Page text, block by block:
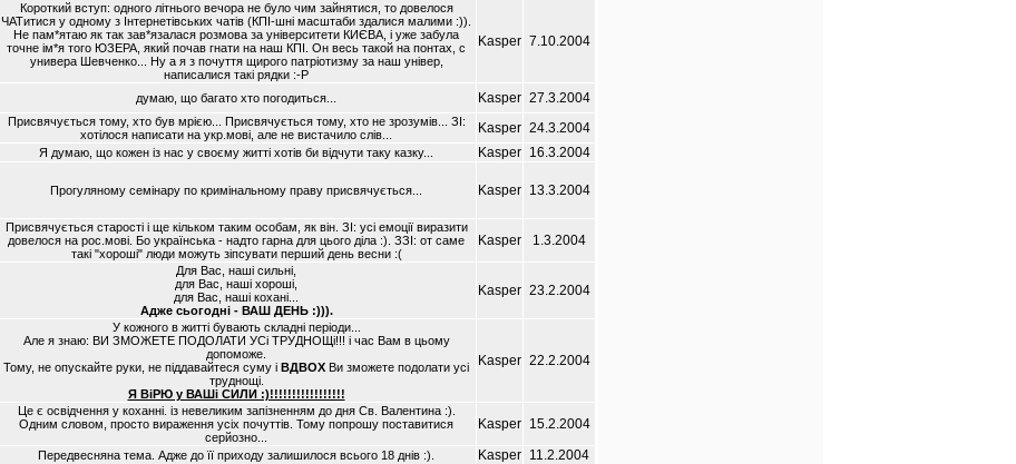
Короткий вступ: одного лiтнього вечора не було чим зайнятися, то довелося
ЧАТитися у одному з Iнтернетiвських чатiв (КПI-шнi масштаби здалися малими :)).
Не пам*ятаю як так зав*язалася розмова за унiверситети КИЄВА, i уже забула
точне iм*я того ЮЗЕРА, який почав гнати на наш КПI. Он весь такой на понтах, с
универа Шевченко... Ну а я з почуття щирого патрiотизму за наш унiвер,
написалися такi рядки :-Р
Kasper 7.10.2004
думаю, що багато хто погодиться... Kasper 27.3.2004
Присвячується тому, хто був мрiєю... Присвячується тому, хто не зрозумiв... ЗI:
хотiлося написати на укр.мовi, але не вистачило слiв...
Kasper 24.3.2004
Я думаю, що кожен iз нас у своєму життi хотiв би вiдчути таку казку... Kasper 16.3.2004
Прогуляному семiнару по кримiнальному праву присвячується... Kasper 13.3.2004
Присвячується старостi i ще кiльком таким особам, як вiн. ЗI: усi емоцiї виразити
довелося на рос.мовi. Бо українська - надто гарна для цього дiла :). ЗЗI: от саме
такi "хорошi" люди можуть зiпсувати перший день весни :(
Kasper 1.3.2004
Для Вас, нашi сильнi,
для Вас, нашi хорошi,
для Вас, нашi коханi...
Адже сьогоднi - ВАШ ДЕНЬ :))).
Kasper 23.2.2004
У кожного в життi бувають складнi перiоди...
Але я знаю: ВИ ЗМОЖЕТЕ ПОДОЛАТИ УСi ТРУДНОЩi!!! i час Вам в цьому
допоможе.
Тому, не опускайте руки, не пiддавайтеся суму i ВДВОХ Ви зможете подолати усi
труднощi.
Я ВiРЮ у ВАШi СИЛИ :)!!!!!!!!!!!!!!!!!
Kasper 22.2.2004
Це є освiдчення у коханнi. iз невеликим запiзненням до дня Св. Валентина :).
Одним словом, просто вираження усiх почуттiв. Тому попрошу поставитися
серйозно...
Kasper 15.2.2004
Передвесняна тема. Адже до її приходу залишилося всього 18 днiв :). Kasper 11.2.2004